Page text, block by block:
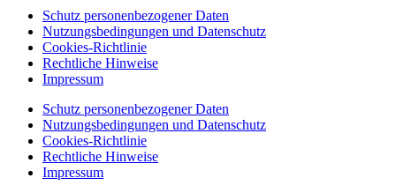
Schutz personenbezogener Daten
Nutzungsbedingungen und Datenschutz
Cookies-Richtlinie
Rechtliche Hinweise
Impressum
Schutz personenbezogener Daten
Nutzungsbedingungen und Datenschutz
Cookies-Richtlinie
Rechtliche Hinweise
Impressum